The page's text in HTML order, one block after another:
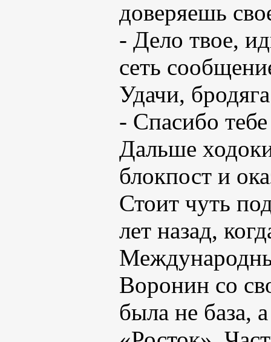
доверяешь
- Дело твое,
сеть
Удачи,
- Спасибо
Дальше
блокпост и
Стоит чуть
лет назад,
Воронин со
была не база,